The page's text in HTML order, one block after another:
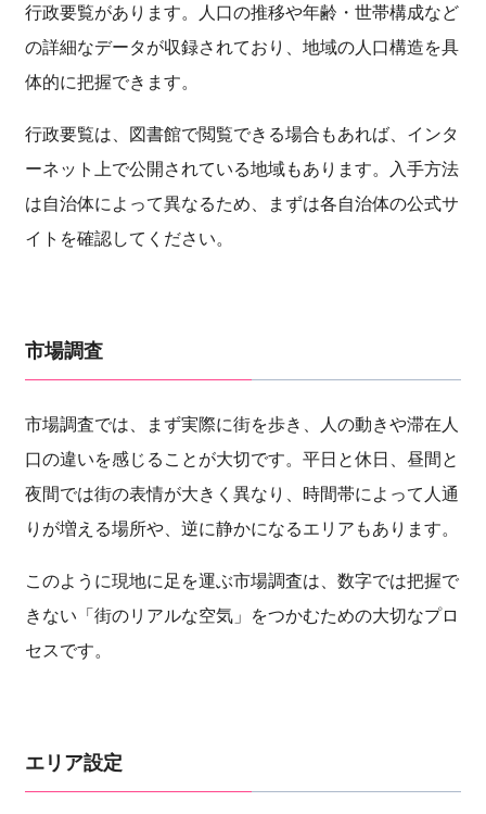
行政要覧があります。人口の推移や年齢・世帯構成など
の詳細なデータが収録されており、地域の人口構造を具
体的に把握できます。
行政要覧は、図書館で閲覧できる場合もあれば、インタ
ーネット上で公開されている地域もあります。入手方法
は自治体によって異なるため、まずは各自治体の公式サ
イトを確認してください。
市場調査
市場調査では、まず実際に街を歩き、人の動きや滞在人
口の違いを感じることが大切です。平日と休日、昼間と
夜間では街の表情が大きく異なり、時間帯によって人通
りが増える場所や、逆に静かになるエリアもあります。
このように現地に足を運ぶ市場調査は、数字では把握で
きない「街のリアルな空気」をつかむための大切なプロ
セスです。
エリア設定